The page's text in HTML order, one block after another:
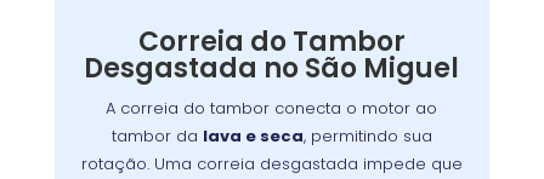
Correia do Tambor
Desgastada no São Miguel
A correia do tambor conecta o motor ao
tambor da lava e seca, permitindo sua
rotação. Uma correia desgastada impede que
o problema, permitindo que você continue a
preparar suas refeições favoritas sem
interrupções.